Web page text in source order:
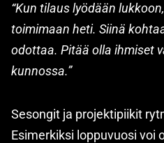
“Kun tilaus lyödään
toimimaan heti. Siinä
odottaa. Pitää olla ihmiset
kunnossa.”
Sesongit ja projektipiikit
Esimerkiksi loppuvuosi voi